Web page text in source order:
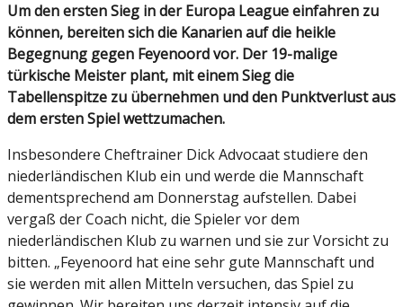
Um den ersten Sieg in der Europa League einfahren zu
können, bereiten sich die Kanarien auf die heikle
Begegnung gegen Feyenoord vor. Der 19-malige
türkische Meister plant, mit einem Sieg die
Tabellenspitze zu übernehmen und den Punktverlust aus
dem ersten Spiel wettzumachen.
Insbesondere Cheftrainer Dick Advocaat studiere den
niederländischen Klub ein und werde die Mannschaft
dementsprechend am Donnerstag aufstellen. Dabei
vergaß der Coach nicht, die Spieler vor dem
niederländischen Klub zu warnen und sie zur Vorsicht zu
bitten. „Feyenoord hat eine sehr gute Mannschaft und
sie werden mit allen Mitteln versuchen, das Spiel zu